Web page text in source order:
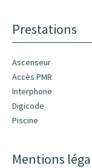
Prestations
Ascenseur
Accès PMR
Interphone
Digicode
Piscine
Mentions